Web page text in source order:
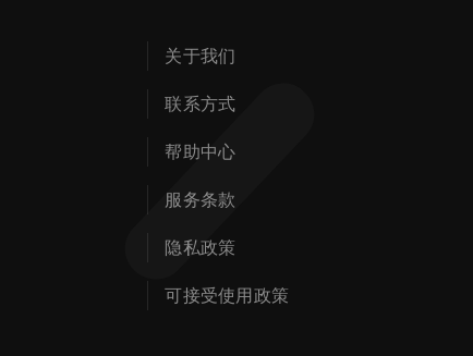
关于我们
联系方式
帮助中心
服务条款
隐私政策
可接受使用政策